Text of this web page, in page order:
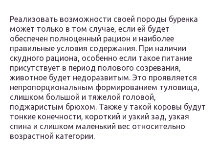
Реализовать возможности своей породы буренка
может только в том случае, если ей будет
обеспечен полноценный рацион и наиболее
правильные условия содержания. При наличии
скудного рациона, особенно если такое питание
присутствует в период полового созревания,
животное будет недоразвитым. Это проявляется
непропорциональным формированием туловища,
слишком большой и тяжелой головой,
поджаристым брюхом. Также у такой коровы будут
тонкие конечности, короткий и узкий зад, узкая
спина и слишком маленький вес относительно
возрастной категории.